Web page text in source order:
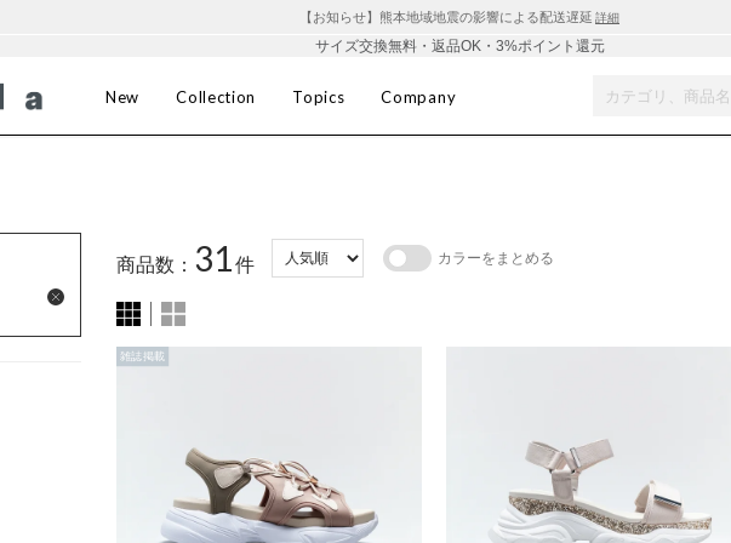
【お知らせ】熊本地域地震の影響による配送遅延 詳細
サイズ交換無料・返品OK・3%ポイント還元
New Collection Topics Company
商品数： 31件 カラーをまとめる
雑誌掲載